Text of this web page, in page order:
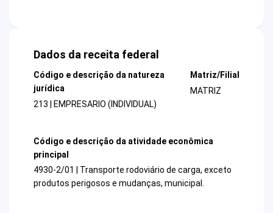
Dados da receita federal
Código e descrição da natureza
jurídica
213 | EMPRESARIO (INDIVIDUAL)
Matriz/Filial
MATRIZ
Código e descrição da atividade econômica
principal
4930-2/01 | Transporte rodoviário de carga, exceto
produtos perigosos e mudanças, municipal.